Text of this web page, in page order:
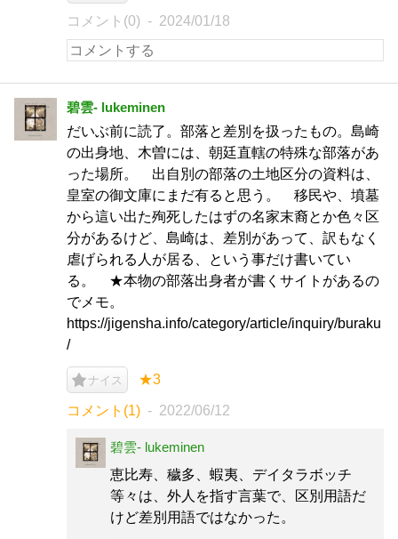
コメント(0) 2024/01/18
碧雲- lukeminen
だいぶ前に読了。部落と差別を扱ったもの。島崎
の出身地、木曽には、朝廷直轄の特殊な部落があ
った場所。 出自別の部落の土地区分の資料は、
皇室の御文庫にまだ有ると思う。 移民や、墳墓
から這い出た殉死したはずの名家末裔とか色々区
分があるけど、島崎は、差別があって、訳もなく
虐げられる人が居る、という事だけ書いてい
る。 ★本物の部落出身者が書くサイトがあるの
でメモ。
https://jigensha.info/category/article/inquiry/buraku
/
ナイス ★3
コメント(1) 2022/06/12
碧雲- lukeminen
恵比寿、穢多、蝦夷、デイタラボッチ
等々は、外人を指す言葉で、区別用語だ
けど差別用語ではなかった。